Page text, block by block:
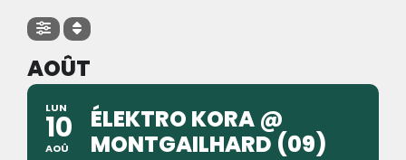
AOÛT
LUN
10
AOÛ
ÉLEKTRO KORA @
MONTGAILHARD (09)